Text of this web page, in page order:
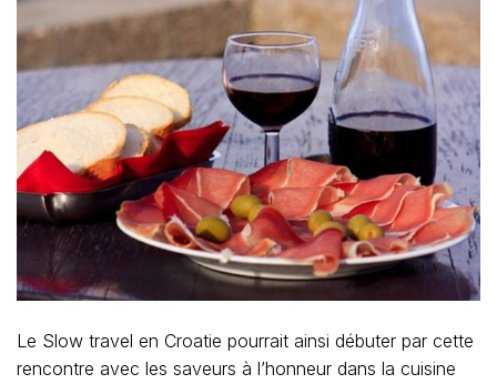
Le Slow travel en Croatie pourrait ainsi débuter par cette
rencontre avec les saveurs à l’honneur dans la cuisine